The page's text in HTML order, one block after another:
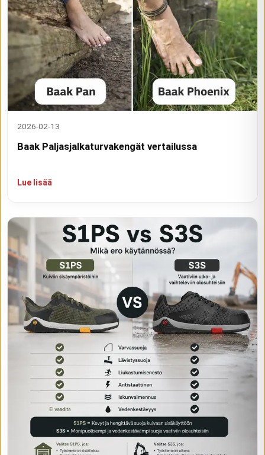
2026-02-13
Baak Paljasjalkaturvakengät vertailussa
Lue lisää